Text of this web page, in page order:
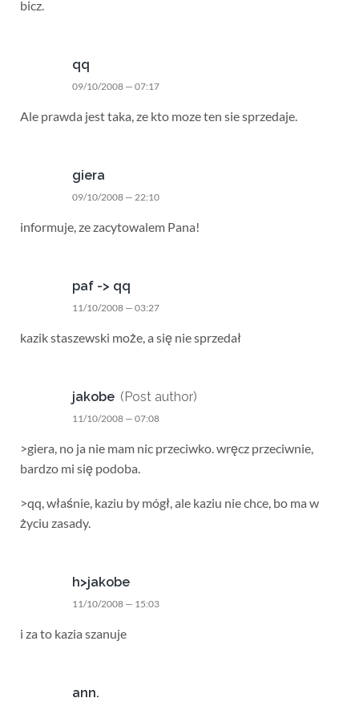
bicz.
qq
09/10/2008 — 07:17
Ale prawda jest taka, ze kto moze ten sie sprzedaje.
giera
09/10/2008 — 22:10
informuje, ze zacytowalem Pana!
paf -> qq
11/10/2008 — 03:27
kazik staszewski może, a się nie sprzedał
jakobe (Post author)
11/10/2008 — 07:08
>giera, no ja nie mam nic przeciwko. wręcz przeciwnie,
bardzo mi się podoba.
>qq, właśnie, kaziu by mógł, ale kaziu nie chce, bo ma w
życiu zasady.
h>jakobe
11/10/2008 — 15:03
i za to kazia szanuje
ann.